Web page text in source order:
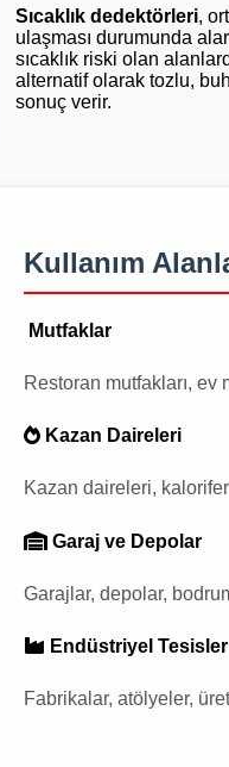
Sıcaklık dedektörleri,
ulaşması durumunda
sıcaklık riski olan
alternatif olarak tozlu,
sonuç verir.
Kullanım
Mutfaklar
Restoran mutfakları, ev
Kazan Daireleri
Kazan daireleri, kalorifer
Garaj ve Depolar
Garajlar, depolar,
Endüstriyel Tesisler
Fabrikalar, atölyeler,